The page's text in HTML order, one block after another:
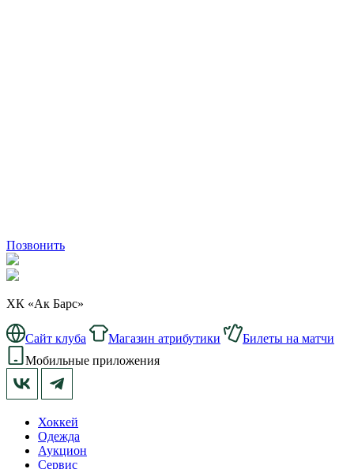
Позвонить
ХК «Ак Барс»
Сайт клуба Магазин атрибутики
Билеты на матчи
Мобильные приложения
Хоккей
Одежда
Аукцион
Сервис